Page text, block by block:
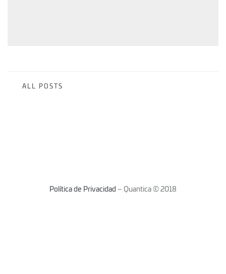
ALL POSTS
Política de Privacidad – Quantica © 2018